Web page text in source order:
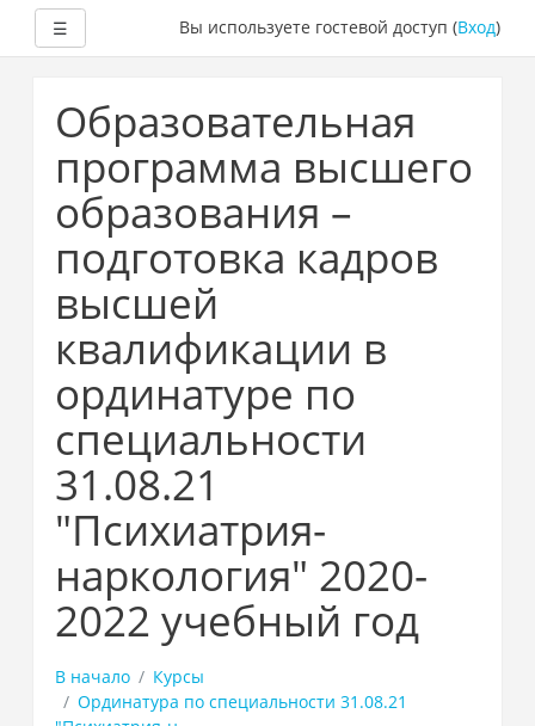
основному
☰ Вы используете гостевой доступ (Вход)
Образовательная
программа высшего
образования –
подготовка кадров
высшей
квалификации в
ординатуре по
специальности
31.08.21
"Психиатрия-
наркология" 2020-
2022 учебный год
В начало
Курсы
Ординатура по специальности 31.08.21